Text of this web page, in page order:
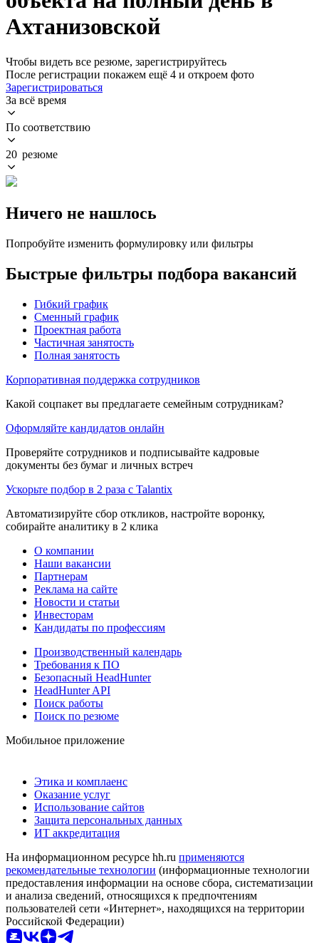
Ахтанизовской
Чтобы видеть все резюме, зарегистрируйтесь
После регистрации покажем ещё 4 и откроем фото
Зарегистрироваться
За всё время
По соответствию
20 резюме
Ничего не нашлось
Попробуйте изменить формулировку или фильтры
Быстрые фильтры подбора вакансий
Гибкий график
Сменный график
Проектная работа
Частичная занятость
Полная занятость
Корпоративная поддержка сотрудников
Какой соцпакет вы предлагаете семейным сотрудникам?
Оформляйте кандидатов онлайн
Проверяйте сотрудников и подписывайте кадровые
документы без бумаг и личных встреч
Ускорьте подбор в 2 раза с Talantix
Автоматизируйте сбор откликов, настройте воронку,
собирайте аналитику в 2 клика
О компании
Наши вакансии
Партнерам
Реклама на сайте
Новости и статьи
Инвесторам
Кандидаты по профессиям
Производственный календарь
Требования к ПО
Безопасный HeadHunter
HeadHunter API
Поиск работы
Поиск по резюме
Мобильное приложение
Этика и комплаенс
Оказание услуг
Использование сайтов
Защита персональных данных
ИТ аккредитация
На информационном ресурсе hh.ru применяются
рекомендательные технологии (информационные технологии
предоставления информации на основе сбора, систематизации
и анализа сведений, относящихся к предпочтениям
пользователей сети «Интернет», находящихся на территории
Российской Федерации)